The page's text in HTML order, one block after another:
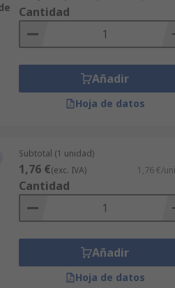
Cantidad
Añadir
Hoja de datos
Subtotal (1 unidad)
1,76 €(exc. IVA) 1,76 €/
Cantidad
Añadir
Hoja de datos